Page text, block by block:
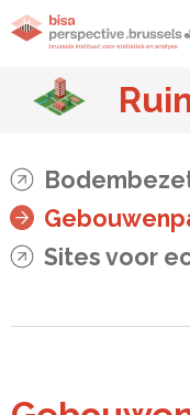
Sites voor